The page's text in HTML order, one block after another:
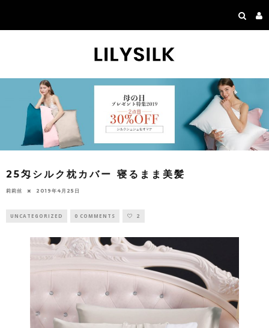
25匁シルク枕カバー 寝るまま美髪
莉莉丝 2019年4月25日
UNCATEGORIZED 0 COMMENTS 2